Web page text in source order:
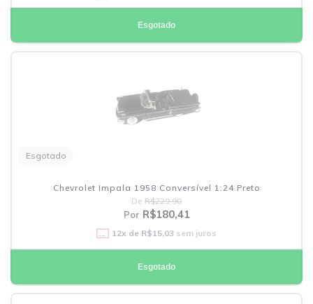
Esgotado
Esgotado
Chevrolet Impala 1958 Conversível 1:24 Preto
De R$229,90
Por R$180,41
12x de R$15,03 sem juros
Esgotado